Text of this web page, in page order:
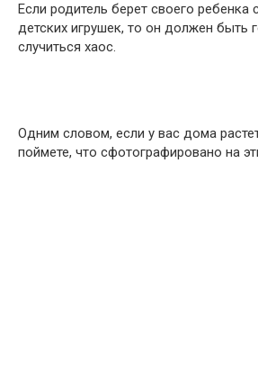
Если родитель берет своего ребенка
детских игрушек, то он должен быть
случиться хаос.
Одним словом, если у вас дома
поймете, что сфотографировано на